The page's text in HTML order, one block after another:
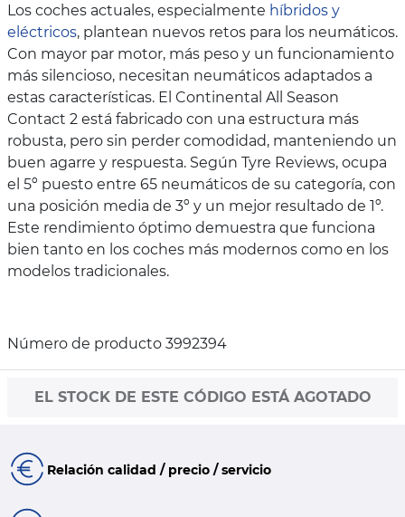
Los coches actuales, especialmente híbridos y
eléctricos, plantean nuevos retos para los neumáticos.
Con mayor par motor, más peso y un funcionamiento
más silencioso, necesitan neumáticos adaptados a
estas características. El Continental All Season
Contact 2 está fabricado con una estructura más
robusta, pero sin perder comodidad, manteniendo un
buen agarre y respuesta. Según Tyre Reviews, ocupa
el 5º puesto entre 65 neumáticos de su categoría, con
una posición media de 3º y un mejor resultado de 1º.
Este rendimiento óptimo demuestra que funciona
bien tanto en los coches más modernos como en los
modelos tradicionales.
Número de producto 3992394
EL STOCK DE ESTE CÓDIGO ESTÁ AGOTADO
Relación calidad / precio / servicio